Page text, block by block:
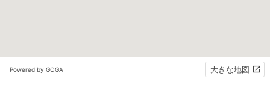
Powered by GOGA 大きな地図